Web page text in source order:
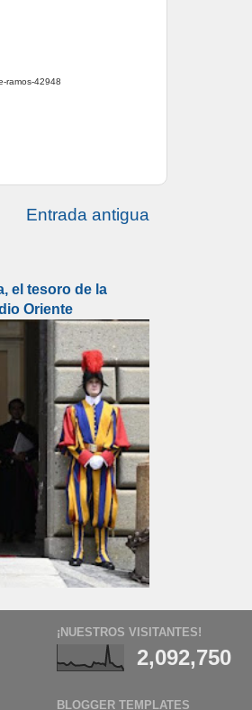
ramos-42948
Entrada antigua
el tesoro de la
Oriente
¡NUESTROS VISITANTES!
2,092,750
BLOGGER TEMPLATES